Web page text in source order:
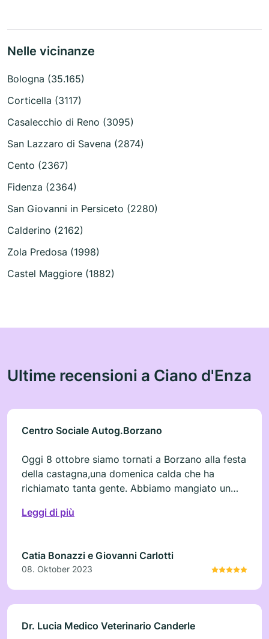
Nelle vicinanze
Bologna (35.165)
Corticella (3117)
Casalecchio di Reno (3095)
San Lazzaro di Savena (2874)
Cento (2367)
Fidenza (2364)
San Giovanni in Persiceto (2280)
Calderino (2162)
Zola Predosa (1998)
Castel Maggiore (1882)
Ultime recensioni a Ciano d'Enza
Centro Sociale Autog.Borzano
Oggi 8 ottobre siamo tornati a Borzano alla festa
della castagna,una domenica calda che ha
richiamato tanta gente. Abbiamo mangiato un
ci siamo seduti,su di una panchina vicino ad una
caratteristico che rende la festa un
appuntamento piacevole,anche i volontari sono
gentili e accoglienti.Non potevamo tornare a
casa senza aver acquistato qualche prodotto
tradizionale festa Arrivederci al prossimo anno
Leggi di più
Catia Bonazzi e Giovanni Carlotti
08. Oktober 2023
Dr. Lucia Medico Veterinario Canderle